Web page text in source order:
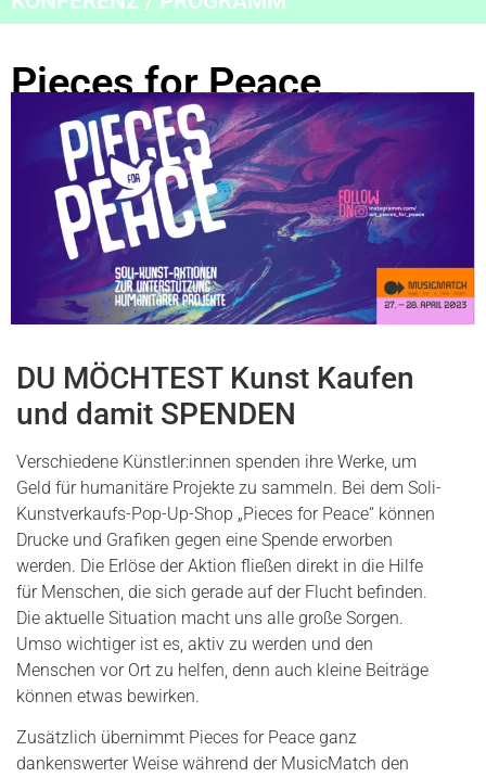
Pieces for Peace
DU MÖCHTEST Kunst Kaufen
und damit SPENDEN
Verschiedene Künstler:innen spenden ihre Werke, um
Geld für humanitäre Projekte zu sammeln. Bei dem Soli-
Kunstverkaufs-Pop-Up-Shop „Pieces for Peace“ können
Drucke und Grafiken gegen eine Spende erworben
werden. Die Erlöse der Aktion fließen direkt in die Hilfe
für Menschen, die sich gerade auf der Flucht befinden.
Die aktuelle Situation macht uns alle große Sorgen.
Umso wichtiger ist es, aktiv zu werden und den
Menschen vor Ort zu helfen, denn auch kleine Beiträge
können etwas bewirken.
Zusätzlich übernimmt Pieces for Peace ganz
dankenswerter Weise während der MusicMatch den